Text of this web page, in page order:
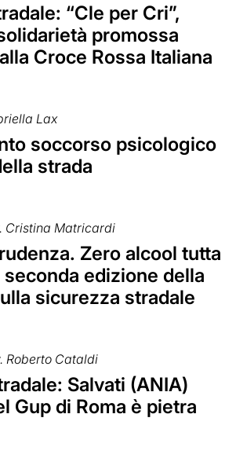
“Cle per Cri”,
promossa
Croce Rossa Italiana
Lax
soccorso psicologico
strada
Cristina Matricardi
Zero alcool tutta
edizione della
sicurezza stradale
Roberto Cataldi
Salvati (ANIA)
Gup di Roma è pietra